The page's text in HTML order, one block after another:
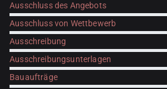
Ausschluss des Angebots
Ausschluss von Wettbewerb
Ausschreibung
Ausschreibungsunterlagen
Bauaufträge